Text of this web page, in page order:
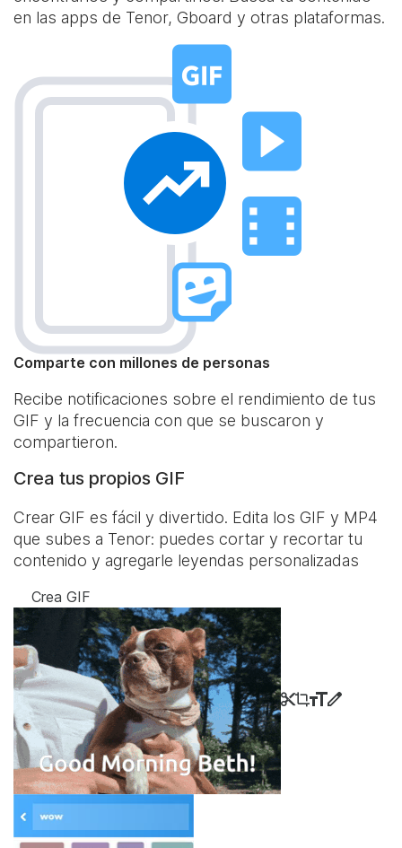
en las apps de Tenor, Gboard y otras plataformas.
Comparte con millones de personas
Recibe notificaciones sobre el rendimiento de tus
GIF y la frecuencia con que se buscaron y
compartieron.
Crea tus propios GIF
Crear GIF es fácil y divertido. Edita los GIF y MP4
que subes a Tenor: puedes cortar y recortar tu
contenido y agregarle leyendas personalizadas
Crea GIF